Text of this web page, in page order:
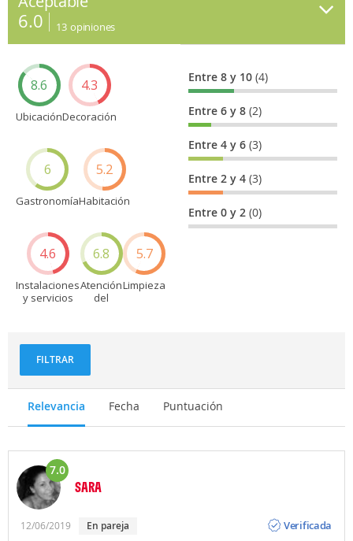
6.0 13 opiniones
8.6
Ubicación
4.3
Decoración
6
Gastronomía
5.2
Habitación
4.6
Instalaciones
y servicios
6.8
Atención
del
5.7
Limpieza
Entre 8 y 10(4)
Entre 6 y 8(2)
Entre 4 y 6(3)
Entre 2 y 4(3)
Entre 0 y 2(0)
FILTRAR
Relevancia Fecha Puntuación
7.0
SARA
12/06/2019 en pareja
Verificada